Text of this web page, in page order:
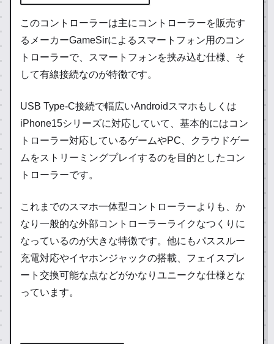
このコントローラーは主にコントローラーを販売す
るメーカーGameSirによるスマートフォン用のコン
トローラーで、スマートフォンを挟み込む仕様、そ
して有線接続なのが特徴です。
USB Type-C接続で幅広いAndroidスマホもしくは
iPhone15シリーズに対応していて、基本的にはコン
トローラー対応しているゲームやPC、クラウドゲー
ムをストリーミングプレイするのを目的としたコン
トローラーです。
これまでのスマホ一体型コントローラーよりも、か
なり一般的な外部コントローラーライクなつくりに
なっているのが大きな特徴です。他にもパススルー
充電対応やイヤホンジャックの搭載、フェイスプレ
ート交換可能な点などがかなりユニークな仕様とな
っています。